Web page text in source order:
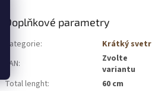
Doplňkové parametry
Kategorie:
Krátký svetr
EAN:
Zvolte
variantu
Total lenght:
60 cm